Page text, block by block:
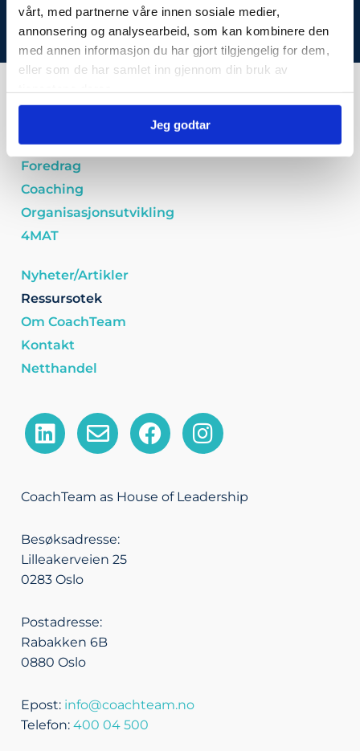
vårt, med partnerne våre innen sosiale medier,
annonsering og analysearbeid, som kan kombinere den
med annen informasjon du har gjort tilgjengelig for dem,
eller som de har samlet inn gjennom din bruk av
Jeg godtar
Vi sender ikke spam, og vi deler ikke e-post
adressen din med andre.
Kurs
Foredrag
Coaching
Organisasjonsutvikling
4MAT
Nyheter/Artikler
Ressursotek
Om CoachTeam
Kontakt
Netthandel
L
i
k
d
i
n
E
n
e
o
p
F
a
e
I
n
t
CoachTeam as House of Leadership
Besøksadresse:
Lilleakerveien 25
0283 Oslo
Postadresse:
Rabakken 6B
0880 Oslo
Epost: info@coachteam.no
Telefon: 400 04 500